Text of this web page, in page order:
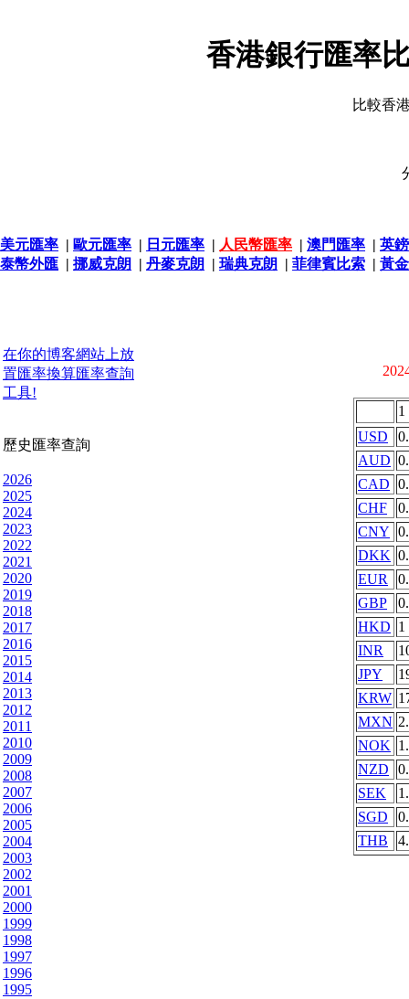
香港銀行匯率
比較香
美元匯率 | 歐元匯率 | 日元匯率 | 人民幣匯率 | 澳門匯率 | 英
泰幣外匯 | 挪威克朗 | 丹麥克朗 | 瑞典克朗 | 菲律賓比索 | 黃
在你的博客網站上放
置匯率換算匯率查詢
工具!
歷史匯率查詢
2026
2025
2024
2023
2022
2021
2020
2019
2018
2017
2016
2015
2014
2013
2012
2011
2010
2009
2008
2007
2006
2005
2004
2003
2002
2001
2000
1999
1998
1997
1996
1995
1
USD
AUD
CAD
CHF
CNY
DKK
EUR
GBP
HKD 1
INR
JPY
KRW
MXN
NOK
NZD
SEK
SGD
THB